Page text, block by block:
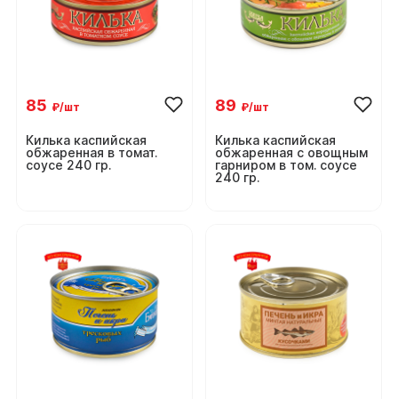
85 ₽/шт
Килька каспийская
обжаренная в томат.
соусе 240 гр.
89 ₽/шт
Килька каспийская
обжаренная с овощным
гарниром в том. соусе
240 гр.